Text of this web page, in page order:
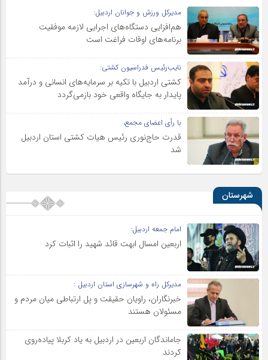
مدیرکل ورزش و جوانان اردبیل:
هم‌افزایی دستگاه‌های اجرایی لازمه موفقیت
برنامه‌های اوقات فراغت است
نایب‌رئیس فدراسیون کشتی:
کشتی اردبیل با تکیه بر سرمایه‌های انسانی و درآمد
پایدار به جایگاه واقعی خود بازمی‌گردد
با رأی اعضای مجمع،
قدرت حاج‌نوری رئیس هیات کشتی استان اردبیل
شد
شهرستان
امام جمعه اردبیل:
اربعین امسال ابهت قائد شهید را اثبات کرد
مدیرکل راه و شهرسازی استان اردبیل :
خبرنگاران، راویان حقیقت و پل ارتباطی میان مردم و
مسئولان هستند
جاماندگان اربعین در اردبیل به یاد کربلا پیاده‌روی
کردند